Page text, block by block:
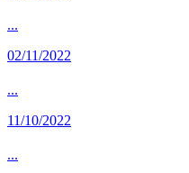
...
02/11/2022
...
11/10/2022
...